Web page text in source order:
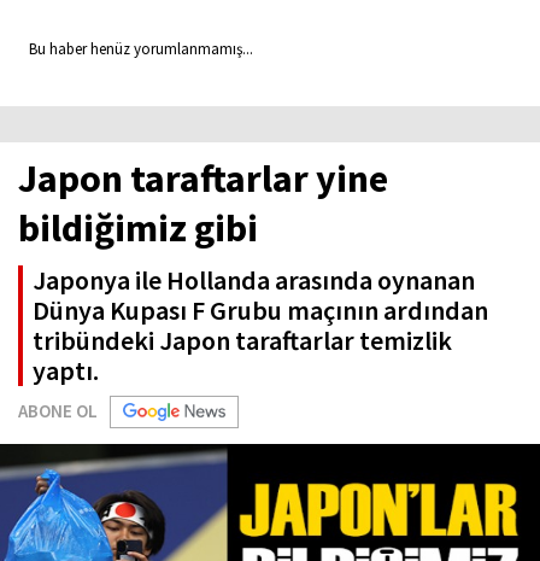
Bu haber henüz yorumlanmamış...
Japon taraftarlar yine
bildiğimiz gibi
Japonya ile Hollanda arasında oynanan
Dünya Kupası F Grubu maçının ardından
tribündeki Japon taraftarlar temizlik
yaptı.
ABONE OL